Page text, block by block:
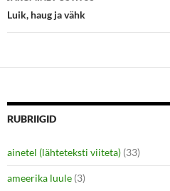
e
w
w
o
n
e
w
d
Luik, haug ja vähk
RUBRIIGID
ainetel (lähteteksti viiteta) (33)
ameerika luule (3)